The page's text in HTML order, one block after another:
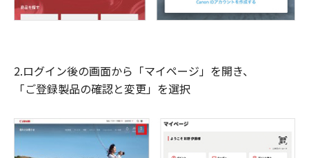
2.ログイン後の画面から「マイページ」を開き、
「ご登録製品の確認と変更」を選択